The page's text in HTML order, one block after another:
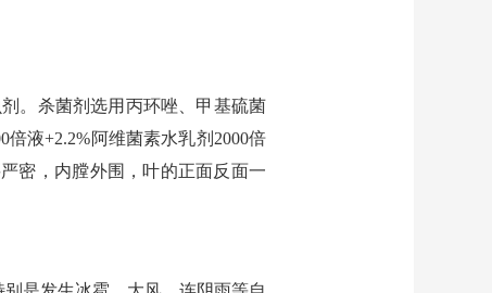
。杀菌剂选用丙环唑、甲基硫菌
液+2.2%阿维菌素水乳剂2000倍
密，内膛外围，叶的正面反面一